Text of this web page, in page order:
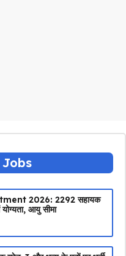
2026: 2292 सहायक
आयु सीमा